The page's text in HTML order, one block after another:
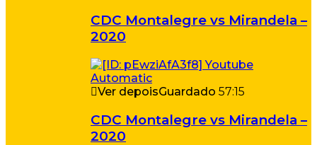
CDC Montalegre vs Mirandela –
2020
Ver depoisGuardado 57:15
CDC Montalegre vs Mirandela –
2020